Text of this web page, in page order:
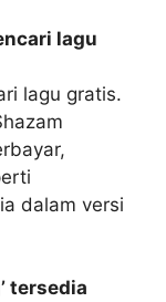
lagu
lagu gratis.
dalam versi
tersedia